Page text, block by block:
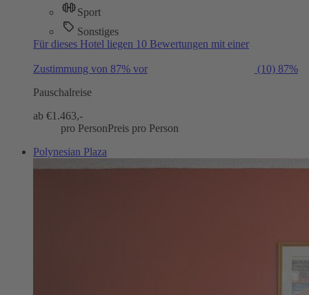
Sport
Sonstiges
Für dieses Hotel liegen 10 Bewertungen mit einer
Zustimmung von 87% vor (10) 87%
Pauschalreise
ab €1.463,-
pro PersonPreis pro Person
Polynesian Plaza